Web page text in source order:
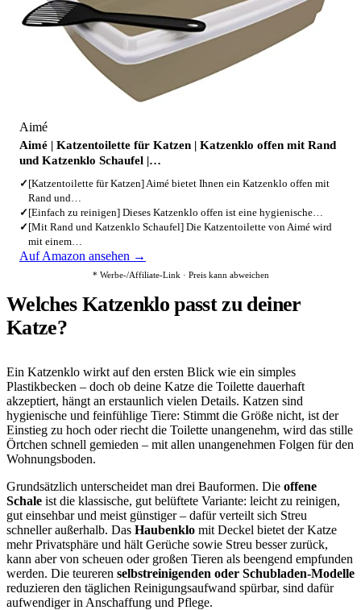
Aimé
Aimé | Katzentoilette für Katzen | Katzenklo offen mit Rand
und Katzenklo Schaufel |…
✓ [Katzentoilette für Katzen] Aimé bietet Ihnen ein Katzenklo offen mit
Rand und…
✓ [Einfach zu reinigen] Dieses Katzenklo offen ist eine hygienische…
✓ [Mit Rand und Katzenklo Schaufel] Die Katzentoilette von Aimé wird
mit einem…
Auf Amazon ansehen →
* Werbe-/Affiliate-Link · Preis kann abweichen
Welches Katzenklo passt zu deiner
Katze?
Ein Katzenklo wirkt auf den ersten Blick wie ein simples
Plastikbecken – doch ob deine Katze die Toilette dauerhaft
akzeptiert, hängt an erstaunlich vielen Details. Katzen sind
hygienische und feinfühlige Tiere: Stimmt die Größe nicht, ist der
Einstieg zu hoch oder riecht die Toilette unangenehm, wird das stille
Örtchen schnell gemieden – mit allen unangenehmen Folgen für den
Wohnungsboden.
Grundsätzlich unterscheidet man drei Bauformen. Die offene
Schale ist die klassische, gut belüftete Variante: leicht zu reinigen,
gut einsehbar und meist günstiger – dafür verteilt sich Streu
schneller außerhalb. Das Haubenklo mit Deckel bietet der Katze
mehr Privatsphäre und hält Gerüche sowie Streu besser zurück,
kann aber von scheuen oder großen Tieren als beengend empfunden
werden. Die teureren selbstreinigenden oder Schubladen-Modelle
reduzieren den täglichen Reinigungsaufwand spürbar, sind dafür
aufwendiger in Anschaffung und Pflege.